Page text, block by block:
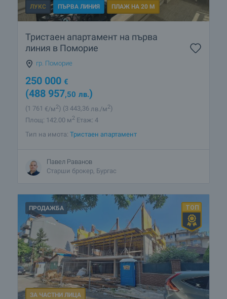
ЛУКС ПЪРВА ЛИНИЯ ПЛАЖ НА 20 М
Тристаен апартамент на първа
линия в Поморие
гр. Поморие
250 000 €
(488 957,50 лв.)
(1 761 €/м2) (3 443,36 лв./м2)
Площ: 142.00 м2 Етаж: 4
Тип на имота: Тристаен апартамент
Павел Раванов
Старши брокер, Бургас
ПРОДАЖБА
ЗА ЧАСТНИ ЛИЦА